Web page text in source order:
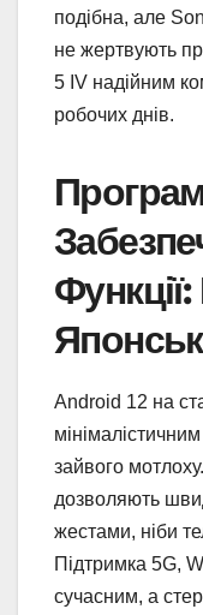
подібна, але
не жертвують
5 IV надійним
робочих днів.
Функції:
Android 12 на
зайвого
дозволяють
жестами, ніби
Підтримка 5G,
сучасним, а